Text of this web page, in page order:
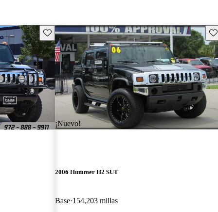
Guarda este Aviso
¡Nuevo!
2006 Hummer H2 SUT
Base 154,203 millas